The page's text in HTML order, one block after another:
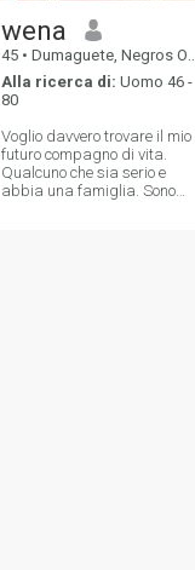
wena
45 • Dumaguete, Negros Oriental, Filippine
Alla ricerca di: Uomo 46 -
80
Voglio davvero trovare il mio
futuro compagno di vita.
Qualcuno che sia serio e
abbia una famiglia. Sono